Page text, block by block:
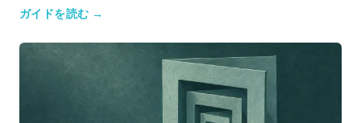
ガイドを読む →